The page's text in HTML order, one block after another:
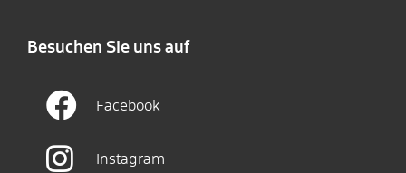
Besuchen Sie uns auf
Facebook
Instagram